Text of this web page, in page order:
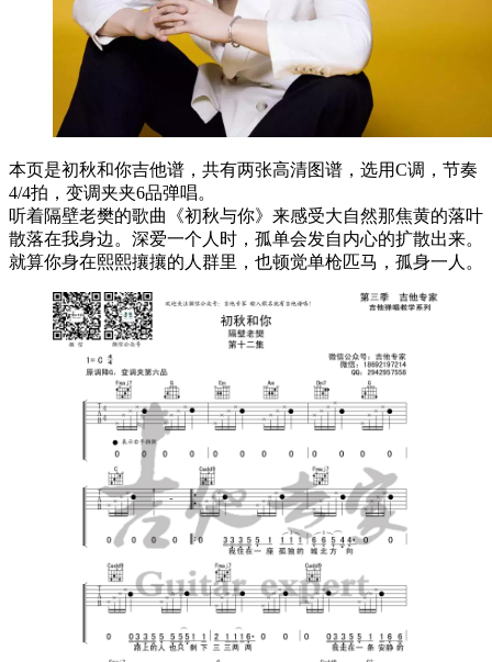
本页是初秋和你吉他谱，共有两张高清图谱，选用C调，节奏
4/4拍，变调夹夹6品弹唱。
听着隔壁老樊的歌曲《初秋与你》来感受大自然那焦黄的落叶
散落在我身边。深爱一个人时，孤单会发自内心的扩散出来。
就算你身在熙熙攘攘的人群里，也顿觉单枪匹马，孤身一人。